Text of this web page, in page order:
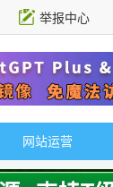
举报中心
网站运营